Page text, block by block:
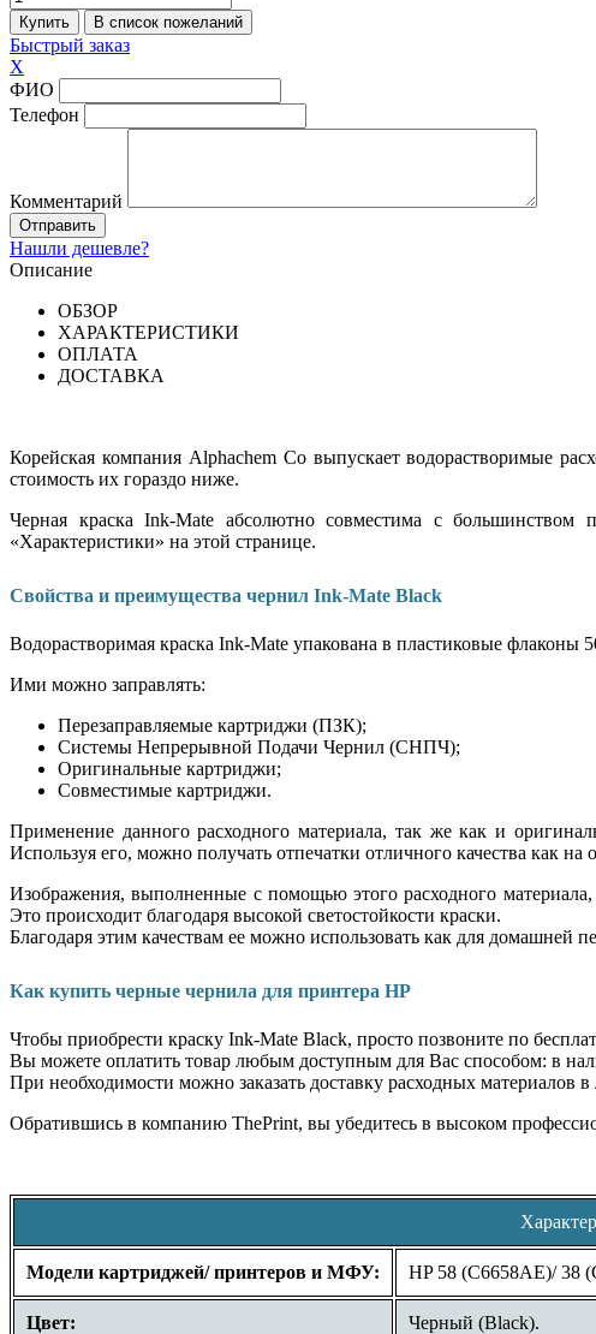
Быстрый заказ
X
ФИО
Телефон
Комментарий
Нашли дешевле?
Описание
ОБЗОР
ХАРАКТЕРИСТИКИ
ОПЛАТА
ДОСТАВКА
Корейская компания Alphachem Co выпускает водорастворимые
стоимость их гораздо ниже.
Черная краска Ink-Mate абсолютно совместима с
«Характеристики» на этой странице.
Свойства и преимущества чернил Ink-Mate Black
Водорастворимая краска Ink-Mate упакована в пластиковые флаконы
Ими можно заправлять:
Перезаправляемые картриджи (ПЗК);
Системы Непрерывной Подачи Чернил (СНПЧ);
Оригинальные картриджи;
Совместимые картриджи.
Применение данного расходного материала, так же как и
Используя его, можно получать отпечатки отличного качества как
Изображения, выполненные с помощью этого расходного
Это происходит благодаря высокой светостойкости краски.
Благодаря этим качествам ее можно использовать как для домашней
Как купить черные чернила для принтера HP
Чтобы приобрести краску Ink-Mate Black, просто позвоните по
Вы можете оплатить товар любым доступным для Вас способом: в
При необходимости можно заказать доставку расходных
Обратившись в компанию ThePrint, вы убедитесь в высоком
Модели картриджей/ принтеров и МФУ: HP 58 (C6658AE)/ 38
Цвет: Черный (Black).